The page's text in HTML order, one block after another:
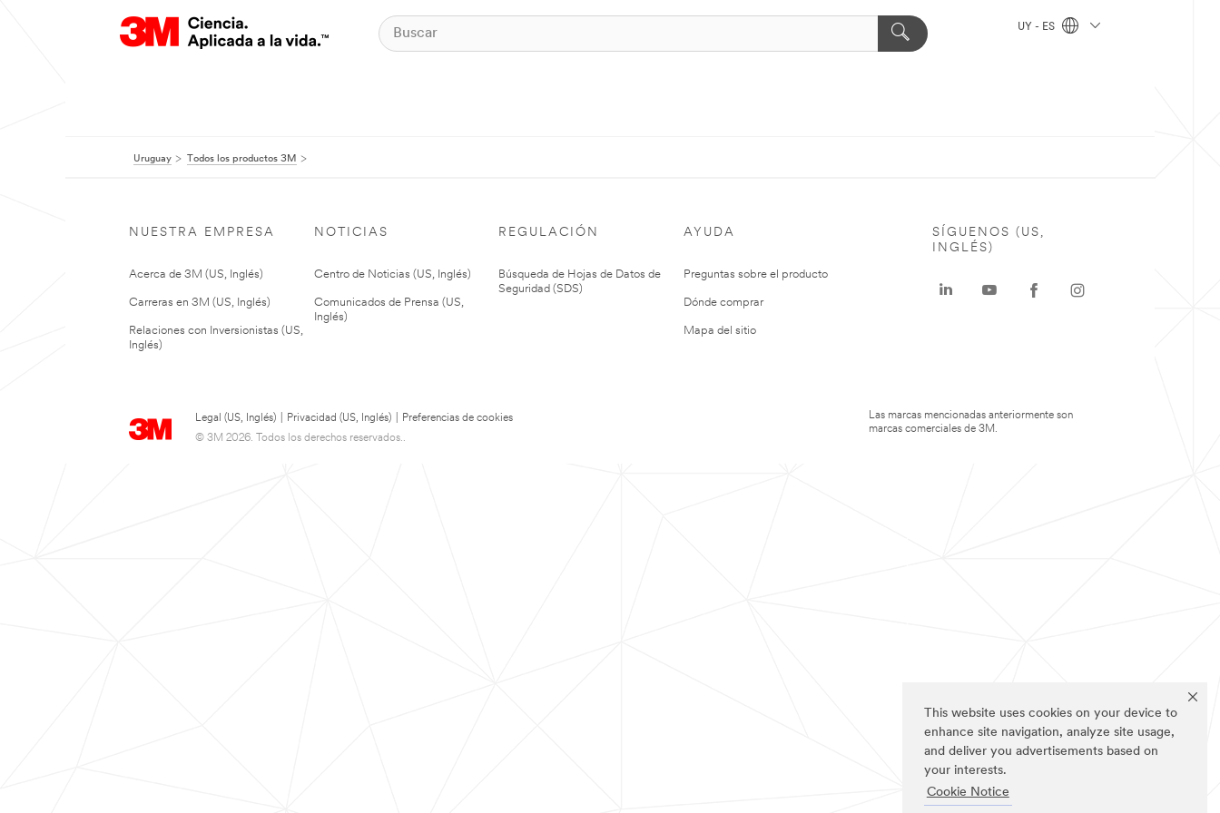
This website uses cookies on your device to
enhance site navigation, analyze site usage,
and deliver you advertisements based on
your interests.
Cookie Notice
UY - ES
Uruguay Todos los productos 3M
NUESTRA EMPRESA
Acerca de 3M (US, Inglés)
Carreras en 3M (US, Inglés)
Relaciones con Inversionistas (US,
Inglés)
NOTICIAS
Centro de Noticias (US, Inglés)
Comunicados de Prensa (US,
Inglés)
REGULACIÓN
Búsqueda de Hojas de Datos de
Seguridad (SDS)
AYUDA
Preguntas sobre el producto
Dónde comprar
Mapa del sitio
Legal (US, Inglés) Privacidad (US, Inglés)
Preferencias de cookies
© 3M 2026. Todos los derechos reservados..
SÍGUENOS (US,
INGLÉS)
Las marcas mencionadas anteriormente son
marcas comerciales de 3M.